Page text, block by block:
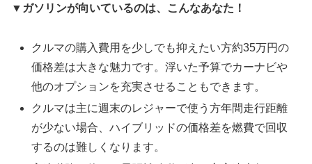
▼ ガソリンが向いているのは、こんなあなた！
クルマの購入費用を少しでも抑えたい方約35万円の
価格差は大きな魅力です。浮いた予算でカーナビや
他のオプションを充実させることもできます。
クルマは主に週末のレジャーで使う方年間走行距離
が少ない場合、ハイブリッドの価格差を燃費で回収
するのは難しくなります。